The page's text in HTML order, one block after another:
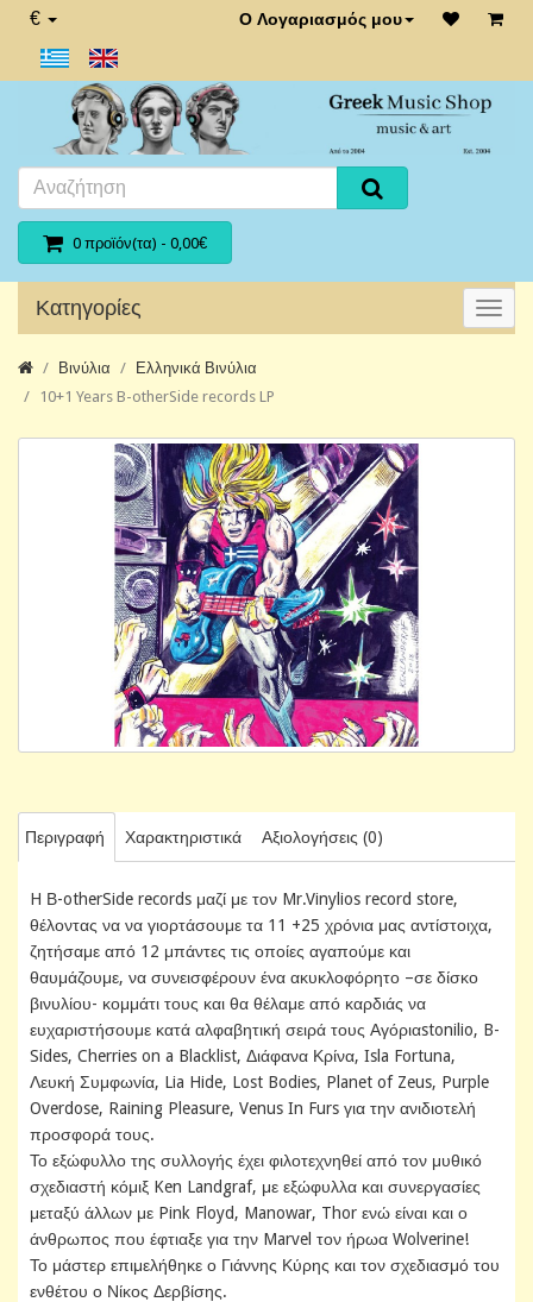
€ Ο Λογαριασμός μου
0 προϊόν(τα) - 0,00€
Κατηγορίες
Βινύλια
Ελληνικά Βινύλια
10+1 Years B-otherSide records LP
Περιγραφή Χαρακτηριστικά Αξιολογήσεις (0)
H Β-otherSide records μαζί με τον Mr.Vinylios record store,
θέλοντας να να γιορτάσουμε τα 11 +25 χρόνια μας αντίστοιχα,
ζητήσαμε από 12 μπάντες τις οποίες αγαπούμε και
θαυμάζουμε, να συνεισφέρουν ένα ακυκλοφόρητο –σε δίσκο
βινυλίου- κομμάτι τους και θα θέλαμε από καρδιάς να
ευχαριστήσουμε κατά αλφαβητική σειρά τους Αγόριαstonilio, B-
Sides, Cherries on a Blacklist, Διάφανα Κρίνα, Isla Fortuna,
Λευκή Συμφωνία, Lia Hide, Lost Bodies, Planet of Zeus, Purple
Overdose, Raining Pleasure, Venus In Furs για την ανιδιοτελή
προσφορά τους.
Το εξώφυλλο της συλλογής έχει φιλοτεχνηθεί από τον μυθικό
σχεδιαστή κόμιξ Ken Landgraf, με εξώφυλλα και συνεργασίες
μεταξύ άλλων με Pink Floyd, Manowar, Thor ενώ είναι και ο
άνθρωπος που έφτιαξε για την Marvel τον ήρωα Wolverine!
Το μάστερ επιμελήθηκε ο Γιάννης Κύρης και τον σχεδιασμό του
ενθέτου ο Νίκος Δερβίσης.